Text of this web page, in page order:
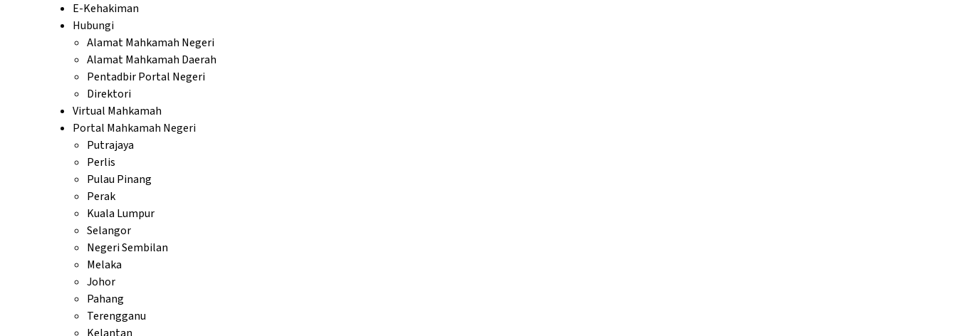
E-Kehakiman
Hubungi
Alamat Mahkamah Negeri
Alamat Mahkamah Daerah
Pentadbir Portal Negeri
Direktori
Virtual Mahkamah
Portal Mahkamah Negeri
Putrajaya
Perlis
Pulau Pinang
Perak
Kuala Lumpur
Selangor
Negeri Sembilan
Melaka
Johor
Pahang
Terengganu